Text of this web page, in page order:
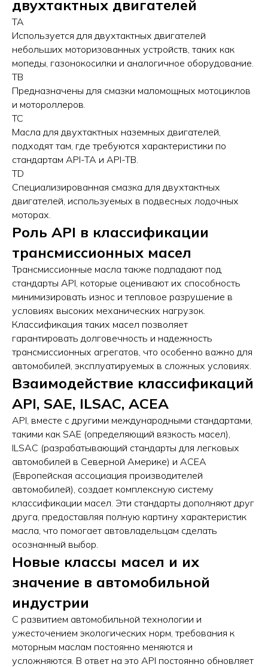
двухтактных двигателей
TA
Используется для двухтактных двигателей
небольших моторизованных устройств, таких как
мопеды, газонокосилки и аналогичное оборудование.
TB
Предназначены для смазки маломощных мотоциклов
и мотороллеров.
TC
Масла для двухтактных наземных двигателей,
подходят там, где требуются характеристики по
стандартам API-TA и API-TB.
TD
Специализированная смазка для двухтактных
двигателей, используемых в подвесных лодочных
моторах.
Роль API в классификации
трансмиссионных масел
Трансмиссионные масла также подпадают под
стандарты API, которые оценивают их способность
минимизировать износ и тепловое разрушение в
условиях высоких механических нагрузок.
Классификация таких масел позволяет
гарантировать долговечность и надежность
трансмиссионных агрегатов, что особенно важно для
автомобилей, эксплуатируемых в сложных условиях.
Взаимодействие классификаций
API, SAE, ILSAC, ACEA
API, вместе с другими международными стандартами,
такими как SAE (определяющий вязкость масел),
ILSAC (разрабатывающий стандарты для легковых
автомобилей в Северной Америке) и ACEA
(Европейская ассоциация производителей
автомобилей), создает комплексную систему
классификации масел. Эти стандарты дополняют друг
друга, предоставляя полную картину характеристик
масла, что помогает автовладельцам сделать
осознанный выбор.
Новые классы масел и их
значение в автомобильной
индустрии
С развитием автомобильной технологии и
ужесточением экологических норм, требования к
моторным маслам постоянно меняются и
усложняются. В ответ на это API постоянно обновляет